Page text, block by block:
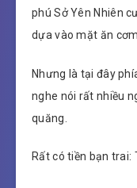
phú Sở Yên Nhiên
dựa vào mặt ăn cơm.
Nhưng là tại đây
nghe nói rất nhiều
quăng.
Rất có tiền bạn trai: